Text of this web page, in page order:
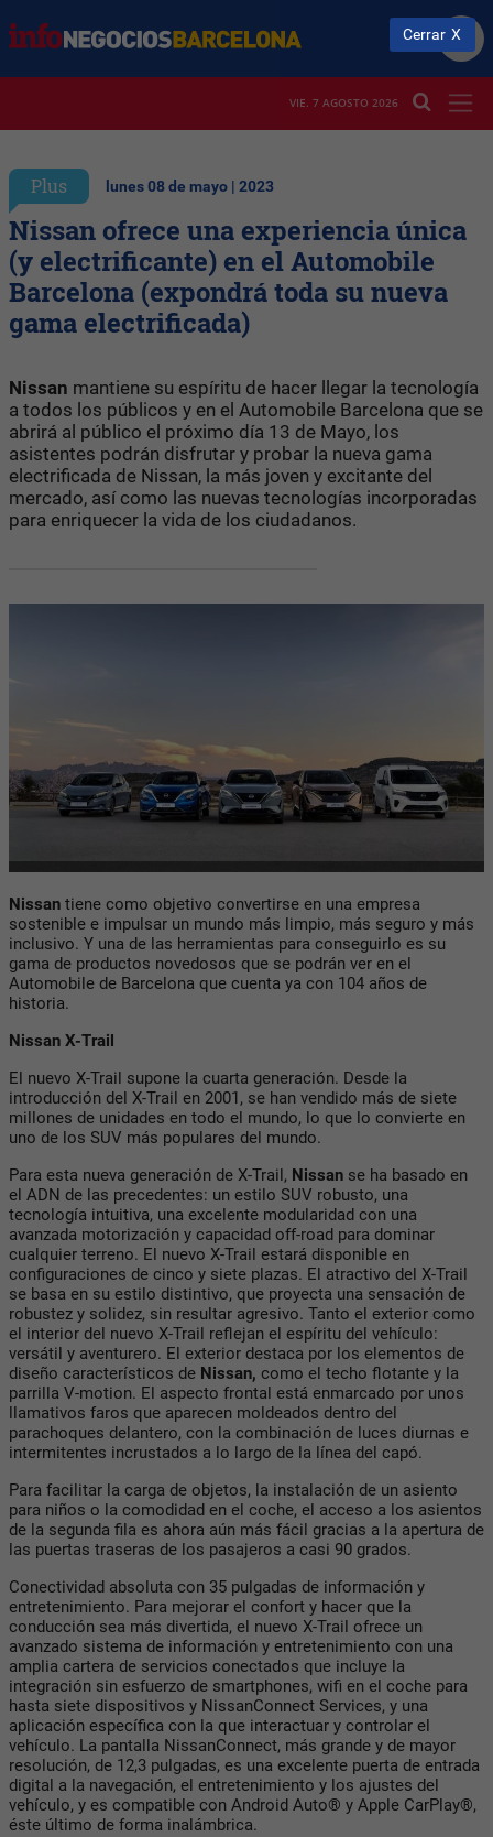
VIE. 7 AGOSTO 2026
Plus lunes 08 de mayo | 2023
Nissan ofrece una experiencia única
(y electrificante) en el Automobile
Barcelona (expondrá toda su nueva
gama electrificada)
Nissan mantiene su espíritu de hacer llegar la tecnología
a todos los públicos y en el Automobile Barcelona que se
abrirá al público el próximo día 13 de Mayo, los
asistentes podrán disfrutar y probar la nueva gama
electrificada de Nissan, la más joven y excitante del
mercado, así como las nuevas tecnologías incorporadas
para enriquecer la vida de los ciudadanos.
Nissan tiene como objetivo convertirse en una empresa
sostenible e impulsar un mundo más limpio, más seguro y más
inclusivo. Y una de las herramientas para conseguirlo es su
gama de productos novedosos que se podrán ver en el
Automobile de Barcelona que cuenta ya con 104 años de
historia.
Nissan X-Trail
El nuevo X-Trail supone la cuarta generación. Desde la
introducción del X-Trail en 2001, se han vendido más de siete
millones de unidades en todo el mundo, lo que lo convierte en
uno de los SUV más populares del mundo.
Para esta nueva generación de X-Trail, Nissan se ha basado en
el ADN de las precedentes: un estilo SUV robusto, una
tecnología intuitiva, una excelente modularidad con una
avanzada motorización y capacidad off-road para dominar
cualquier terreno. El nuevo X-Trail estará disponible en
configuraciones de cinco y siete plazas. El atractivo del X-Trail
se basa en su estilo distintivo, que proyecta una sensación de
robustez y solidez, sin resultar agresivo. Tanto el exterior como
el interior del nuevo X-Trail reflejan el espíritu del vehículo:
versátil y aventurero. El exterior destaca por los elementos de
diseño característicos de Nissan, como el techo flotante y la
parrilla V-motion. El aspecto frontal está enmarcado por unos
llamativos faros que aparecen moldeados dentro del
parachoques delantero, con la combinación de luces diurnas e
intermitentes incrustados a lo largo de la línea del capó.
Para facilitar la carga de objetos, la instalación de un asiento
para niños o la comodidad en el coche, el acceso a los asientos
de la segunda fila es ahora aún más fácil gracias a la apertura de
las puertas traseras de los pasajeros a casi 90 grados.
Conectividad absoluta con 35 pulgadas de información y
entretenimiento. Para mejorar el confort y hacer que la
conducción sea más divertida, el nuevo X-Trail ofrece un
avanzado sistema de información y entretenimiento con una
amplia cartera de servicios conectados que incluye la
integración sin esfuerzo de smartphones, wifi en el coche para
hasta siete dispositivos y NissanConnect Services, y una
aplicación específica con la que interactuar y controlar el
vehículo. La pantalla NissanConnect, más grande y de mayor
resolución, de 12,3 pulgadas, es una excelente puerta de entrada
digital a la navegación, el entretenimiento y los ajustes del
vehículo, y es compatible con Android Auto® y Apple CarPlay®,
éste último de forma inalámbrica.
Cerrar